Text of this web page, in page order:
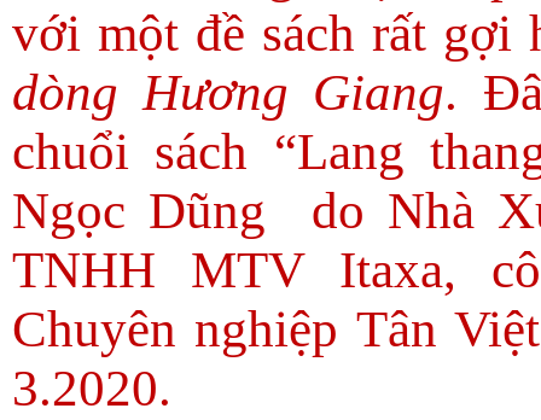
với một đề sách rất
dòng Hương Giang.
chuổi sách “Lang
Ngọc Dũng
do Nhà
TNHH MTV Itaxa,
Chuyên nghiệp Tân
3.2020.